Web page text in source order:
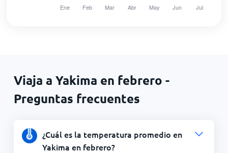
Viaja a Yakima en febrero -
Preguntas frecuentes
¿Cuál es la temperatura promedio en
Yakima en febrero?